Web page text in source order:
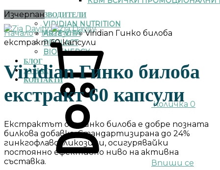
ПРОИЗВОДИТЕЛИ
VIRIDIAN NUTRITION
ARTE VITA
PROLACT
BIO ENERGY
БЛОГ
ЗА НАС
КОНТАКТИ
Впиши се
Количка 0
Изчерпан
Начало»Магазин»Viridian Гинко билоба
екстракт 60 капсули
Viridian Гинко билоба
екстракт 60 капсули
Екстрактът от гинко билоба е добре позната
билкова добавка. Стандартизирана до 24%
гинкгофлавогликозиди, осигурявайки
постоянно ефективно ниво на активна
съставка.